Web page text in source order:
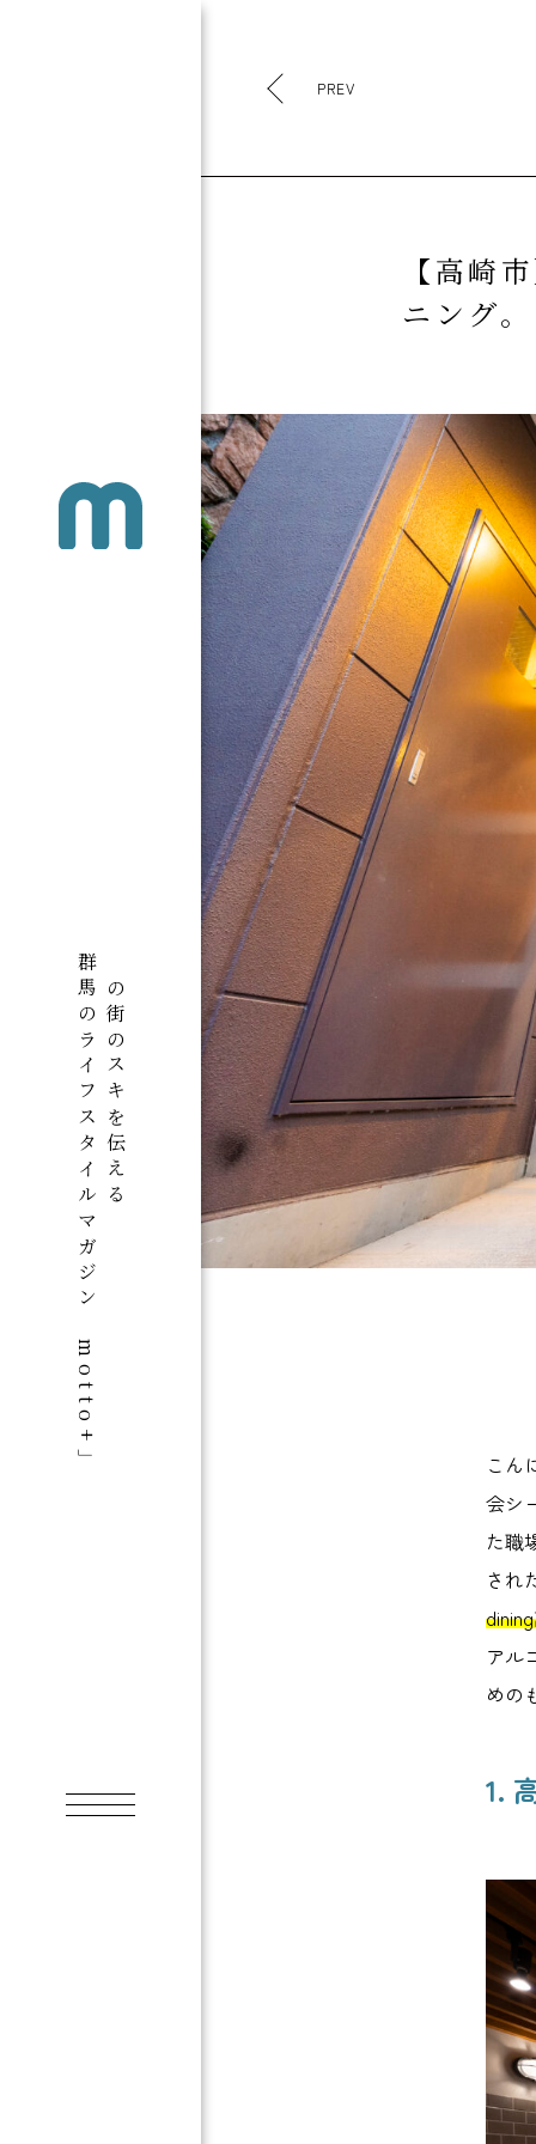
この街のスキを伝える
群馬のライフスタイルマガジン「motto+」
PREV
【高崎
ニング。
こん
会シ
た職
され
アル
めの
1.